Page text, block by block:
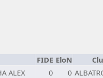
FIDE EloN
ALEX 0 0